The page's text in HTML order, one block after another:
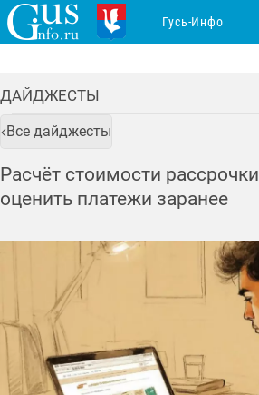
ДАЙДЖЕСТЫ
Все дайджесты
Расчёт стоимости
оценить платежи заранее
Гусь-Инфо